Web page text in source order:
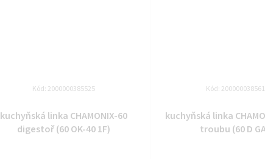
kuchyňská linka CHAMONIX-60
digestoř (60 OK-40 1F)
Kód: 2000000385525
kuchyňská linka
troubu (60 D
Kód: